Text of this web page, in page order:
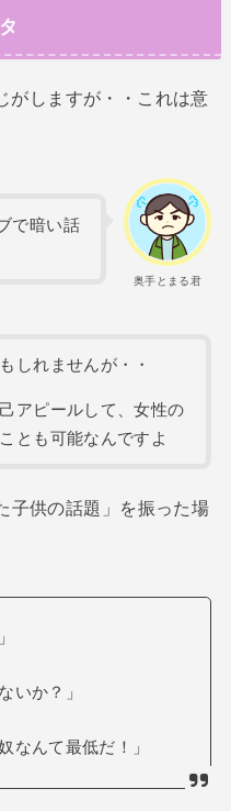
がしますが・・これは意
奥手とまる君
で暗い話
しれませんが・・
アピールして、女性の
とも可能なんですよ
子供の話題」を振った場
いか？」
なんて最低だ！」